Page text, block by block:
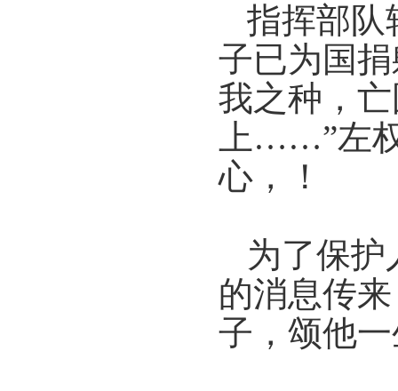
指挥部队
子已为国
我之种，
上……”左
心，！
为了保护
的消息传
子， 颂他